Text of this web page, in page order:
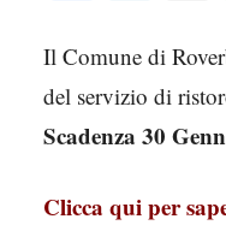
Il Comune di
del servizio di
Scadenza 30
Clicca qui per